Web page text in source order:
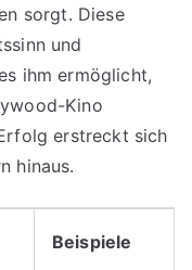
sorgt. Diese
und
ihm ermöglicht,
Kino
erstreckt sich
hinaus.
Beispiele